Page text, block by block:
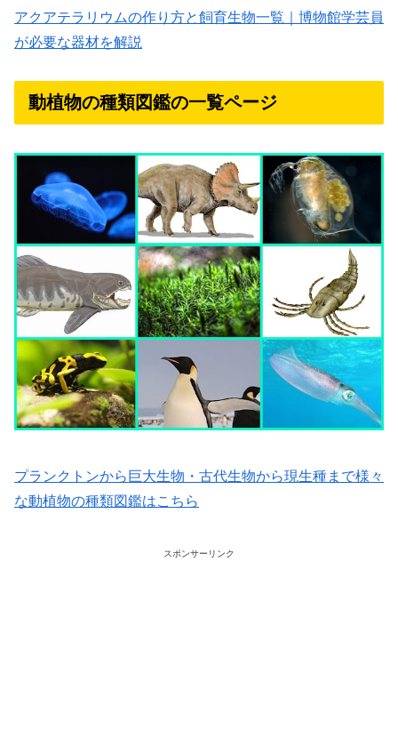
アクアテラリウムの作り方と飼育生物一覧｜博物館学芸員
が必要な器材を解説
動植物の種類図鑑の一覧ページ
プランクトンから巨大生物・古代生物から現生種まで様々
な動植物の種類図鑑はこちら
スポンサーリンク